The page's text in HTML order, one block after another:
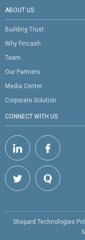
ABOUT US
Building Trust
Why Fincash
Team
Our Partners
Media Center
Corporate Solution
CONNECT WITH US
Shepard Technologies